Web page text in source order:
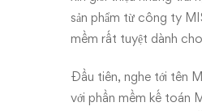
nghiệm
dùng
sản phẩm từ công ty
mềm rất tuyệt dành
Đầu tiên, nghe tới tên
với phần mềm kế toán